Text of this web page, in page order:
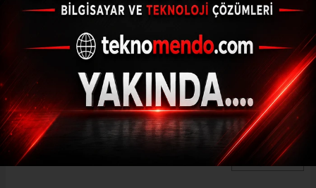
Sivas'ta Tarihi Ulu Cami çevresinde
sabahın erken saatlerinde başlayan tadilat
çalışmaları, gürültü kirliliği nedeniyle
vatandaşların tepkisini çekti. Bölge
sakinleri, çalışma saatlerinin yeniden
düzenlenmesini istedi.
ABONE OL